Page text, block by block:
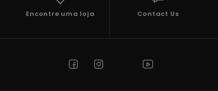
Encontre uma loja Contact Us